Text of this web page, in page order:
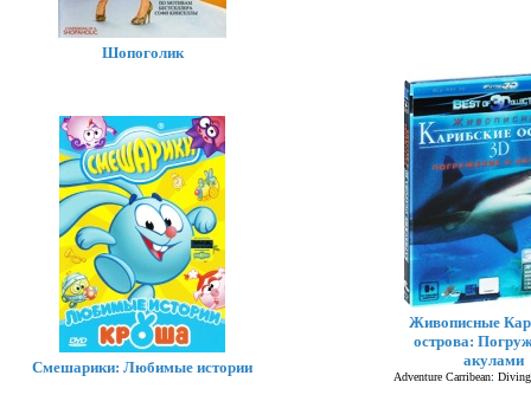
Живописные
острова:
акулами
Adventure Carribean:
Шопоголик
Смешарики: Любимые истории